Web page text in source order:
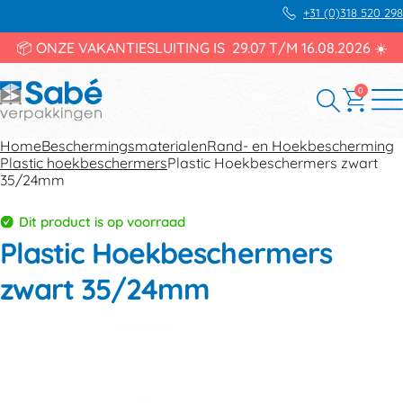
+31 (0)318 520 298
📦 ONZE VAKANTIESLUITING IS 29.07 T/M 16.08.2026 ☀️
0
HomeBeschermingsmaterialenRand- en Hoekbescherming
Plastic hoekbeschermersPlastic Hoekbeschermers zwart
35/24mm
Dit product is op voorraad
Plastic Hoekbeschermers
zwart 35/24mm